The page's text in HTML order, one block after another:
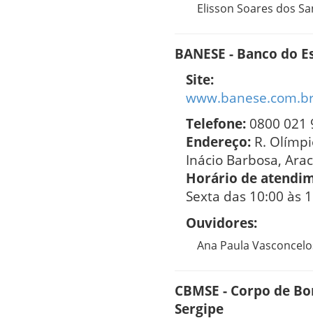
Elisson Soares dos
BANESE - Banco do
Site:
Telefone: 0800 021
Endereço: R.
Inácio Barbosa,
Horário de
Sexta das 10:00 às
Ouvidores:
Ana Paula
CBMSE - Corpo de
Sergipe